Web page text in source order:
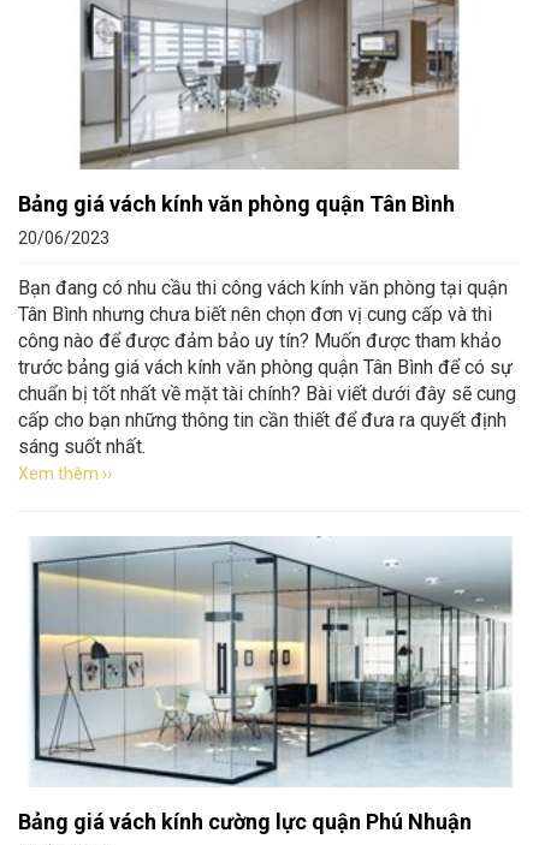
Bảng giá vách kính văn phòng quận Tân Bình
20/06/2023
Bạn đang có nhu cầu thi công vách kính văn phòng tại quận
Tân Bình nhưng chưa biết nên chọn đơn vị cung cấp và thi
công nào để được đảm bảo uy tín? Muốn được tham khảo
trước bảng giá vách kính văn phòng quận Tân Bình để có sự
chuẩn bị tốt nhất về mặt tài chính? Bài viết dưới đây sẽ cung
cấp cho bạn những thông tin cần thiết để đưa ra quyết định
sáng suốt nhất.
Xem thêm ››
Bảng giá vách kính cường lực quận Phú Nhuận